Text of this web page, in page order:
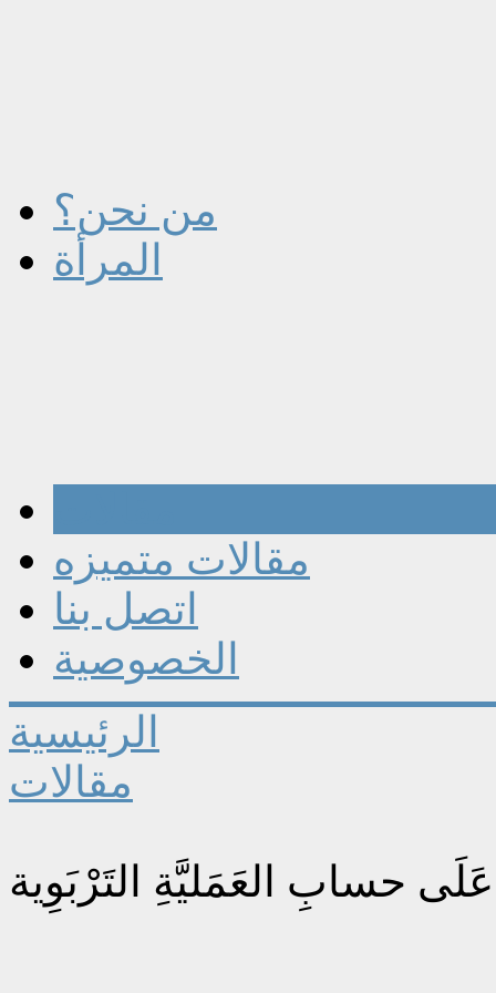
من نحن؟
المرأة
مقالات متميزه
اتصل بنا
الخصوصية
الرئيسية
مقالات
حسابِ العَمَليَّةِ التَرْبَوِية